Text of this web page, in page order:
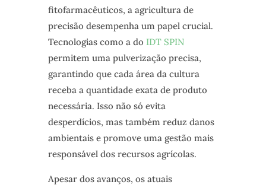
fitofarmacêuticos, a agricultura de
precisão desempenha um papel crucial.
Tecnologias como a do IDT SPIN
permitem uma pulverização precisa,
garantindo que cada área da cultura
receba a quantidade exata de produto
necessária. Isso não só evita
desperdícios, mas também reduz danos
ambientais e promove uma gestão mais
responsável dos recursos agrícolas.
Apesar dos avanços, os atuais